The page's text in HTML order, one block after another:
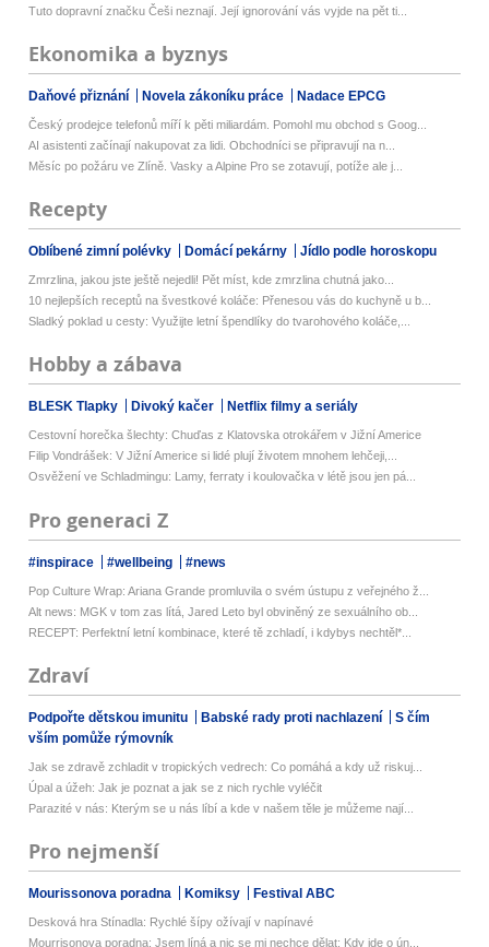
Tuto dopravní značku Češi neznají. Její ignorování vás vyjde na pět ti...
Ekonomika a byznys
Daňové přiznání Novela zákoníku práce Nadace EPCG
Český prodejce telefonů míří k pěti miliardám. Pomohl mu obchod s Goog...
AI asistenti začínají nakupovat za lidi. Obchodníci se připravují na n...
Měsíc po požáru ve Zlíně. Vasky a Alpine Pro se zotavují, potíže ale j...
Recepty
Oblíbené zimní polévky Domácí pekárny Jídlo podle horoskopu
Zmrzlina, jakou jste ještě nejedli! Pět míst, kde zmrzlina chutná jako...
10 nejlepších receptů na švestkové koláče: Přenesou vás do kuchyně u b...
Sladký poklad u cesty: Využijte letní špendlíky do tvarohového koláče,...
Hobby a zábava
BLESK Tlapky Divoký kačer Netflix filmy a seriály
Cestovní horečka šlechty: Chuďas z Klatovska otrokářem v Jižní Americe
Filip Vondrášek: V Jižní Americe si lidé plují životem mnohem lehčeji,...
Osvěžení ve Schladmingu: Lamy, ferraty i koulovačka v létě jsou jen pá...
Pro generaci Z
#inspirace #wellbeing #news
Pop Culture Wrap: Ariana Grande promluvila o svém ústupu z veřejného ž...
Alt news: MGK v tom zas lítá, Jared Leto byl obviněný ze sexuálního ob...
RECEPT: Perfektní letní kombinace, které tě zchladí, i kdybys nechtěl*...
Zdraví
Podpořte dětskou imunitu Babské rady proti nachlazení
S čím
vším pomůže rýmovník
Jak se zdravě zchladit v tropických vedrech: Co pomáhá a kdy už riskuj...
Úpal a úžeh: Jak je poznat a jak se z nich rychle vyléčit
Parazité v nás: Kterým se u nás líbí a kde v našem těle je můžeme nají...
Pro nejmenší
Mourissonova poradna Komiksy Festival ABC
Desková hra Stínadla: Rychlé šípy ožívají v napínavé
Mourrisonova poradna: Jsem líná a nic se mi nechce dělat: Kdy jde o ún...